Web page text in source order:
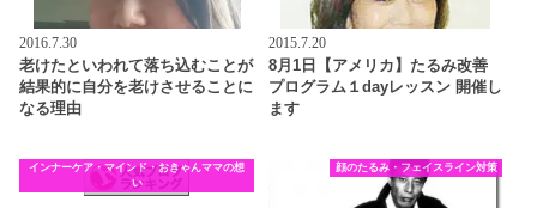
2016.7.30
老けたといわれて落ち込むことが
結果的に自分を老けさせることに
なる理由
2015.7.20
8月1日【アメリカ】たるみ改善
プログラム１dayレッスン 開催し
ます
インナーケア・マインド・おきゃんママの想
い
顔のたるみ・フェイスライン対策